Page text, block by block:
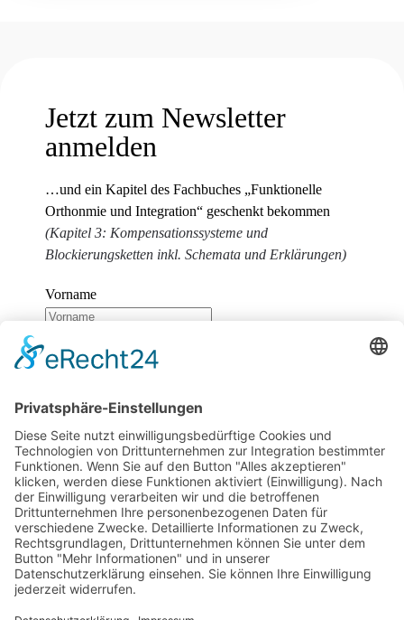
Jetzt zum Newsletter
anmelden
…und ein Kapitel des Fachbuches „Funktionelle
Orthonmie und Integration“ geschenkt bekommen
(Kapitel 3: Kompensationssysteme und
Blockierungsketten inkl. Schemata und Erklärungen)
Vorname
reCaptcha v3-Service zu laden!Wir verwenden
reCAPTCHA, um Ihre eingegebenen Informationen zu
überprüfen. Dieser Service kann Daten zu Ihren
Aktivitäten sammeln. Bitte lesen Sie die Details durch
undstimmen Sie der Nutzung des Service zu , um
fortzufahren.
Zum Newsletter anmelden